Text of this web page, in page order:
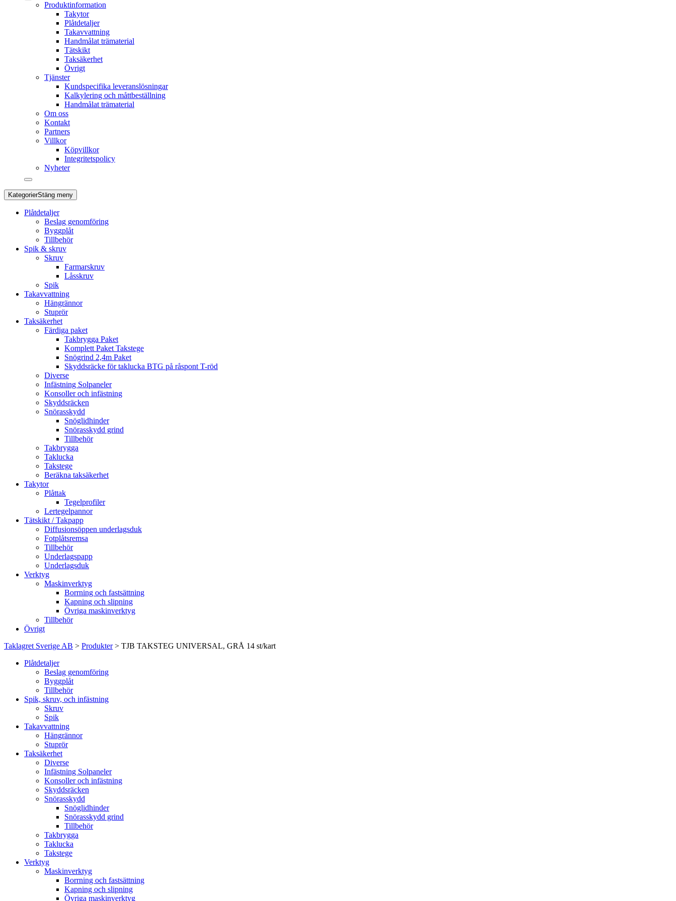
Produktinformation
Takytor
Plåtdetaljer
Takavvattning
Handmålat trämaterial
Tätskikt
Taksäkerhet
Övrigt
Tjänster
Kundspecifika leveranslösningar
Kalkylering och måttbeställning
Handmålat trämaterial
Om oss
Kontakt
Partners
Villkor
Köpvillkor
Integritetspolicy
Nyheter
KategorierStäng meny
Plåtdetaljer
Beslag genomföring
Byggplåt
Tillbehör
Spik & skruv
Skruv
Farmarskruv
Låsskruv
Spik
Takavvattning
Hängrännor
Stuprör
Taksäkerhet
Färdiga paket
Takbrygga Paket
Komplett Paket Takstege
Snögrind 2,4m Paket
Skyddsräcke för taklucka BTG på råspont T-röd
Diverse
Infästning Solpaneler
Konsoller och infästning
Skyddsräcken
Snörasskydd
Snöglidhinder
Snörasskydd grind
Tillbehör
Takbrygga
Taklucka
Takstege
Beräkna taksäkerhet
Takytor
Plåttak
Tegelprofiler
Lertegelpannor
Tätskikt / Takpapp
Diffusionsöppen underlagsduk
Fotplåtsremsa
Tillbehör
Underlagspapp
Underlagsduk
Verktyg
Maskinverktyg
Borrning och fastsättning
Kapning och slipning
Övriga maskinverktyg
Tillbehör
Övrigt
Taklagret Sverige AB > Produkter> TJB TAKSTEG UNIVERSAL, GRÅ 14 st/kart
Plåtdetaljer
Beslag genomföring
Byggplåt
Tillbehör
Spik, skruv, och infästning
Skruv
Spik
Takavvattning
Hängrännor
Stuprör
Taksäkerhet
Diverse
Infästning Solpaneler
Konsoller och infästning
Skyddsräcken
Snörasskydd
Snöglidhinder
Snörasskydd grind
Tillbehör
Takbrygga
Taklucka
Takstege
Verktyg
Maskinverktyg
Borrning och fastsättning
Kapning och slipning
Övriga maskinverktyg